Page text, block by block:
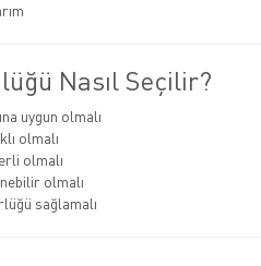
Nasıl Seçilir?
uygun olmalı
olmalı
olmalı
olmalı
sağlamalı